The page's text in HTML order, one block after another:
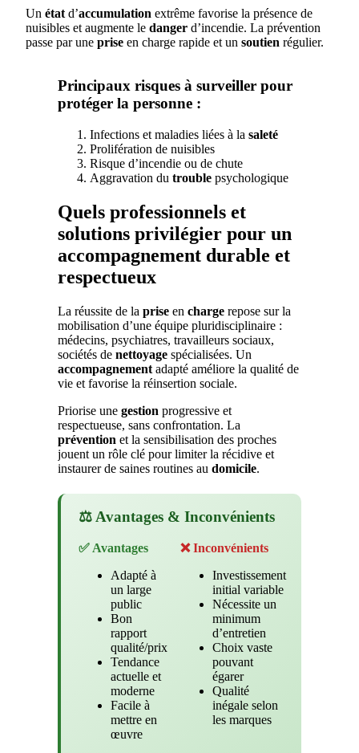
Un état d’accumulation extrême favorise la présence de
nuisibles et augmente le danger d’incendie. La prévention
passe par une prise en charge rapide et un soutien régulier.
Principaux risques à surveiller pour
protéger la personne :
Infections et maladies liées à la saleté
Prolifération de nuisibles
Risque d’incendie ou de chute
Aggravation du trouble psychologique
Quels professionnels et
solutions privilégier pour un
accompagnement durable et
respectueux
La réussite de la prise en charge repose sur la
mobilisation d’une équipe pluridisciplinaire :
médecins, psychiatres, travailleurs sociaux,
sociétés de nettoyage spécialisées. Un
accompagnement adapté améliore la qualité de
vie et favorise la réinsertion sociale.
Priorise une gestion progressive et
respectueuse, sans confrontation. La
prévention et la sensibilisation des proches
jouent un rôle clé pour limiter la récidive et
instaurer de saines routines au domicile.
⚖️ Avantages & Inconvénients
✅ Avantages
Adapté à
un large
public
Bon
rapport
qualité/prix
Tendance
actuelle et
moderne
Facile à
mettre en
œuvre
❌ Inconvénients
Investissement
initial variable
Nécessite un
minimum
d’entretien
Choix vaste
pouvant
égarer
Qualité
inégale selon
les marques